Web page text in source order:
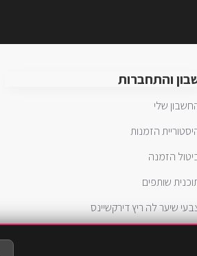
והתחברות
שלי
הזמנות
הזמנה
שותפים
שיער לה ריץ דירקשיינס